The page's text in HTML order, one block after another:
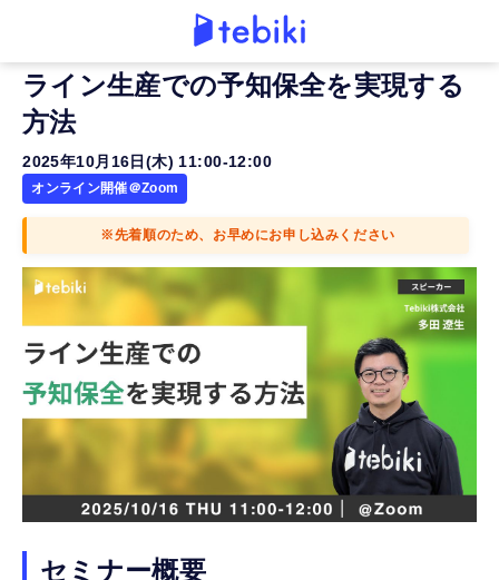
ライン生産での予知保全を実現する
方法
2025年10月16日(木) 11:00-12:00
オンライン開催＠Zoom
※先着順のため、お早めにお申し込みください
セミナー概要